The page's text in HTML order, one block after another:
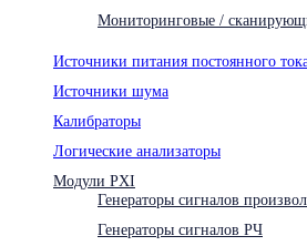
Мониторинговые /
Источники питания постоянного
Источники шума
Калибраторы
Логические анализаторы
Модули PXI
Генераторы сигналов
Генераторы сигналов РЧ